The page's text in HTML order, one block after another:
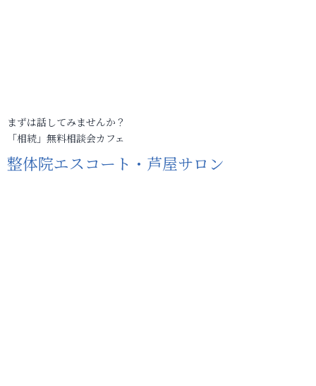
まずは話してみませんか？
「相続」無料相談会カフェ
整体院エスコート・芦屋サロン